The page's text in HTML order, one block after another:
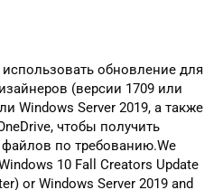
обновление для
(версии 1709 или
Windows Server 2019, а также
чтобы получить
по требованию.We
10 Fall Creators Update
or Windows Server 2019 and